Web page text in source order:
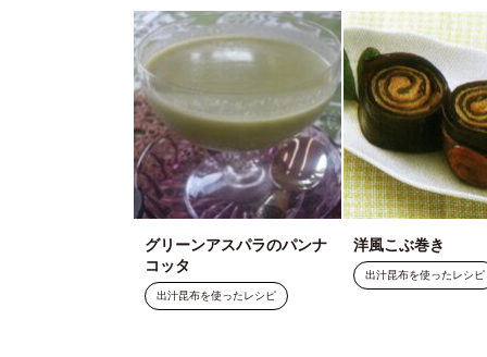
グリーンアスパラのパンナ
コッタ
出汁昆布を使ったレシピ
洋風こぶ巻き
出汁昆布を使ったレシピ